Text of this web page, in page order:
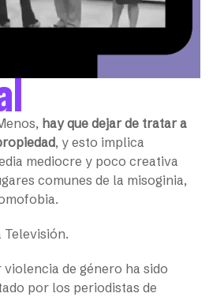
hay que dejar de tratar a
, y esto implica
mediocre y poco creativa
comunes de la misoginia,
Televisión.
violencia de género ha sido
por los periodistas de